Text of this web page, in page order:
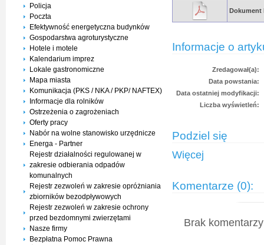
Policja
Poczta
Efektywność energetyczna budynków
Gospodarstwa agroturystyczne
Hotele i motele
Kalendarium imprez
Lokale gastronomiczne
Mapa miasta
Komunikacja (PKS / NKA / PKP/ NAFTEX)
Informacje dla rolników
Ostrzeżenia o zagrożeniach
Oferty pracy
Nabór na wolne stanowisko urzędnicze
Energa - Partner
Rejestr działalności regulowanej w
zakresie odbierania odpadów
komunalnych
Rejestr zezwoleń w zakresie opróżniania
zbiorników bezodpływowych
Rejestr zezwoleń w zakresie ochrony
przed bezdomnymi zwierzętami
Nasze firmy
Bezpłatna Pomoc Prawna
Dokument
Informacje o
Zredagował(a):
Data powstania:
Data ostatniej modyfikacji:
Liczba wyświetleń:
Podziel się
Więcej
Komentarze (0):
Brak